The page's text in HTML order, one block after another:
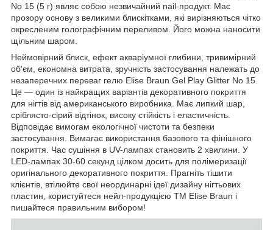
No 15 (5 г) являє собою незвичайний nail-продукт. Має
прозору основу з великими блискітками, які вирізняються чітко
окресленим голографічним переливом. Його можна наносити
щільним шаром.
Неймовірний блиск, ефект акваріумної глибини, тривимірний
об'єм, економна витрата, зручність застосування належать до
незаперечних переваг гелю Elise Braun Gel Play Glitter No 15.
Це — один із найкращих варіантів декоративного покриття
для нігтів від американського виробника. Має липкий шар,
сріблясто-сірий відтінок, високу стійкість і еластичність.
Відповідає вимогам екологічної чистоти та безпеки
застосування. Вимагає використання базового та фінішного
покриття. Час сушіння в UV-лампах становить 2 хвилини. У
LED-лампах 30-60 секунд цілком досить для полімеризації
оригінального декоративного покриття. Прагніть тішити
клієнтів, втілюйте свої неординарні ідеї дизайну нігтьових
пластин, користуйтеся нейл-продукцією ТМ Elise Braun і
пишайтеся правильним вибором!